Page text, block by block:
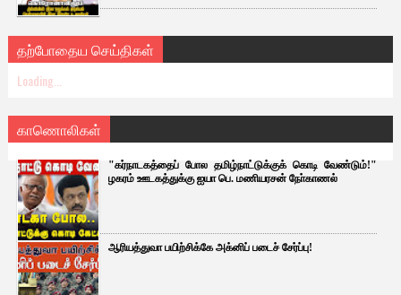
தற்போதைய செய்திகள்
Loading...
காணொலிகள்
"கர்நாடகத்தைப் போல தமிழ்நாட்டுக்குக் கொடி வேண்டும்!"
ழகரம் ஊடகத்துக்கு ஐயா பெ. மணியரசன் நோ்காணல்
ஆரியத்துவா பயிற்சிக்கே அக்னிப் படைச் சேர்ப்பு!